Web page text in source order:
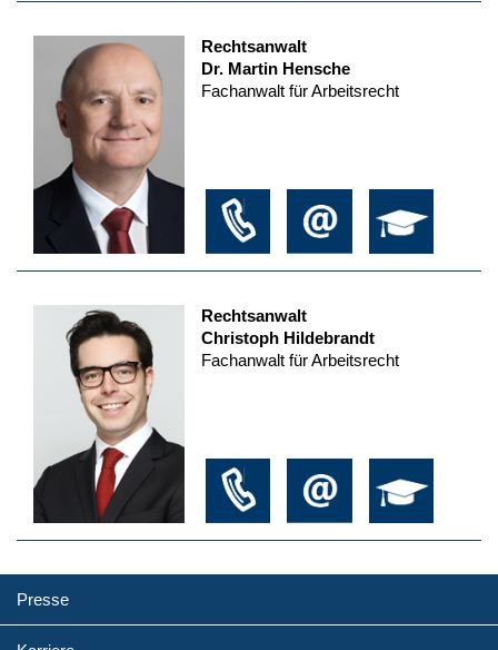
Rechtsanwalt
Dr. Martin Hensche
Fachanwalt für Arbeitsrecht
Rechtsanwalt
Christoph Hildebrandt
Fachanwalt für Arbeitsrecht
Presse